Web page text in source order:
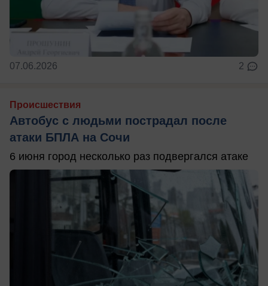
07.06.2026 2
Происшествия
Автобус с людьми пострадал после
атаки БПЛА на Сочи
6 июня город несколько раз подвергался атаке